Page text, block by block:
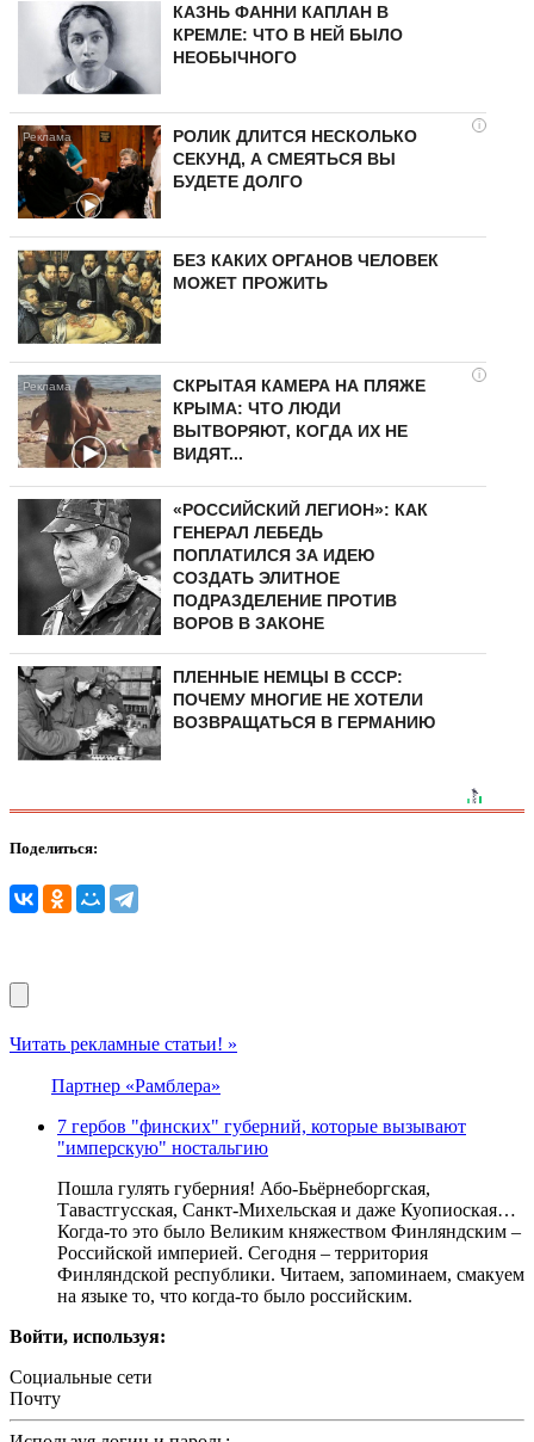
КАЗНЬ ФАННИ КАПЛАН В
КРЕМЛЕ: ЧТО В НЕЙ БЫЛО
НЕОБЫЧНОГО
i
РОЛИК ДЛИТСЯ НЕСКОЛЬКО
СЕКУНД, А СМЕЯТЬСЯ ВЫ
БУДЕТЕ ДОЛГО
БЕЗ КАКИХ ОРГАНОВ ЧЕЛОВЕК
МОЖЕТ ПРОЖИТЬ
i
СКРЫТАЯ КАМЕРА НА ПЛЯЖЕ
КРЫМА: ЧТО ЛЮДИ
ВЫТВОРЯЮТ, КОГДА ИХ НЕ
ВИДЯТ...
«РОССИЙСКИЙ ЛЕГИОН»: КАК
ГЕНЕРАЛ ЛЕБЕДЬ
ПОПЛАТИЛСЯ ЗА ИДЕЮ
СОЗДАТЬ ЭЛИТНОЕ
ПОДРАЗДЕЛЕНИЕ ПРОТИВ
ВОРОВ В ЗАКОНЕ
ПЛЕННЫЕ НЕМЦЫ В СССР:
ПОЧЕМУ МНОГИЕ НЕ ХОТЕЛИ
ВОЗВРАЩАТЬСЯ В ГЕРМАНИЮ
Поделиться:
Читать рекламные статьи! »
Партнер «Рамблера»
7 гербов "финских" губерний, которые вызывают
"имперскую" ностальгию
Пошла гулять губерния! Або-Бьёрнеборгская,
Тавастгусская, Санкт-Михельская и даже Куопиоская…
Когда-то это было Великим княжеством Финляндским –
Российской империей. Сегодня – территория
Финляндской республики. Читаем, запоминаем, смакуем
на языке то, что когда-то было российским.
Войти, используя:
Социальные сети
Почту